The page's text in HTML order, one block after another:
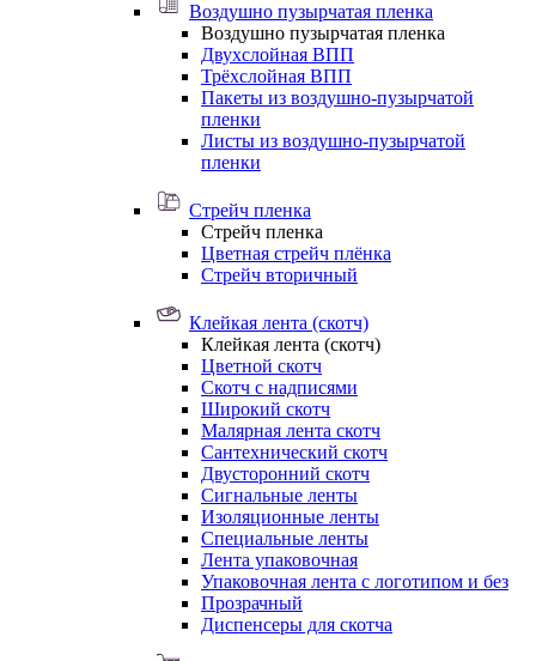
Воздушно пузырчатая пленка
Воздушно пузырчатая пленка
Двухслойная ВПП
Трёхслойная ВПП
Пакеты из воздушно-пузырчатой
пленки
Листы из воздушно-пузырчатой
пленки
Стрейч пленка
Стрейч пленка
Цветная стрейч плёнка
Стрейч вторичный
Клейкая лента (скотч)
Клейкая лента (скотч)
Цветной скотч
Скотч с надписями
Широкий скотч
Малярная лента скотч
Сантехнический скотч
Двусторонний скотч
Сигнальные ленты
Изоляционные ленты
Специальные ленты
Лента упаковочная
Упаковочная лента с логотипом и без
Прозрачный
Диспенсеры для скотча